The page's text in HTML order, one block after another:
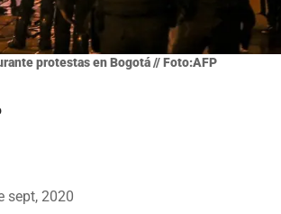
protestas en Bogotá // Foto:AFP
sept, 2020